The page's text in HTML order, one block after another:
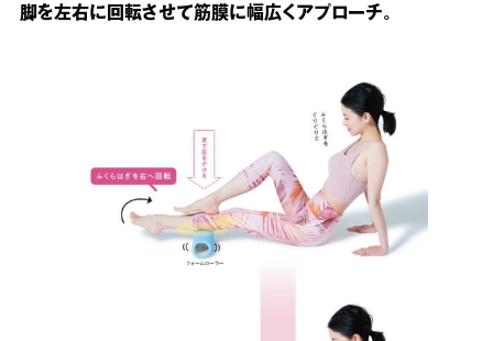
脚を左右に回転させて筋膜に幅広くアプローチ。